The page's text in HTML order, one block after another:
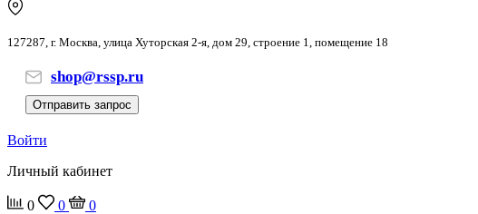
127287, г. Москва, улица Хуторская 2-я, дом 29, строение 1, помещение 18
shop@rssp.ru
Отправить запрос
Войти
Личный кабинет
0 0
0